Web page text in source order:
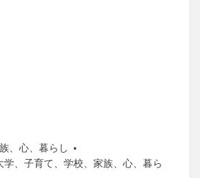
心
暮らし
学 子育て 学校 家族 心
暮ら